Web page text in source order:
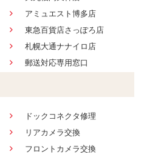
アミュエスト博多店
東急百貨店さっぽろ店
札幌大通ナナイロ店
郵送対応専用窓口
ドックコネクタ修理
リアカメラ交換
フロントカメラ交換